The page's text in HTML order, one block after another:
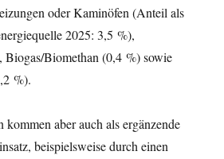
oder Kaminöfen (Anteil als
2025: 3,5 %),
Biogas/Biomethan (0,4 %) sowie
%).
kommen aber auch als ergänzende
beispielsweise durch einen